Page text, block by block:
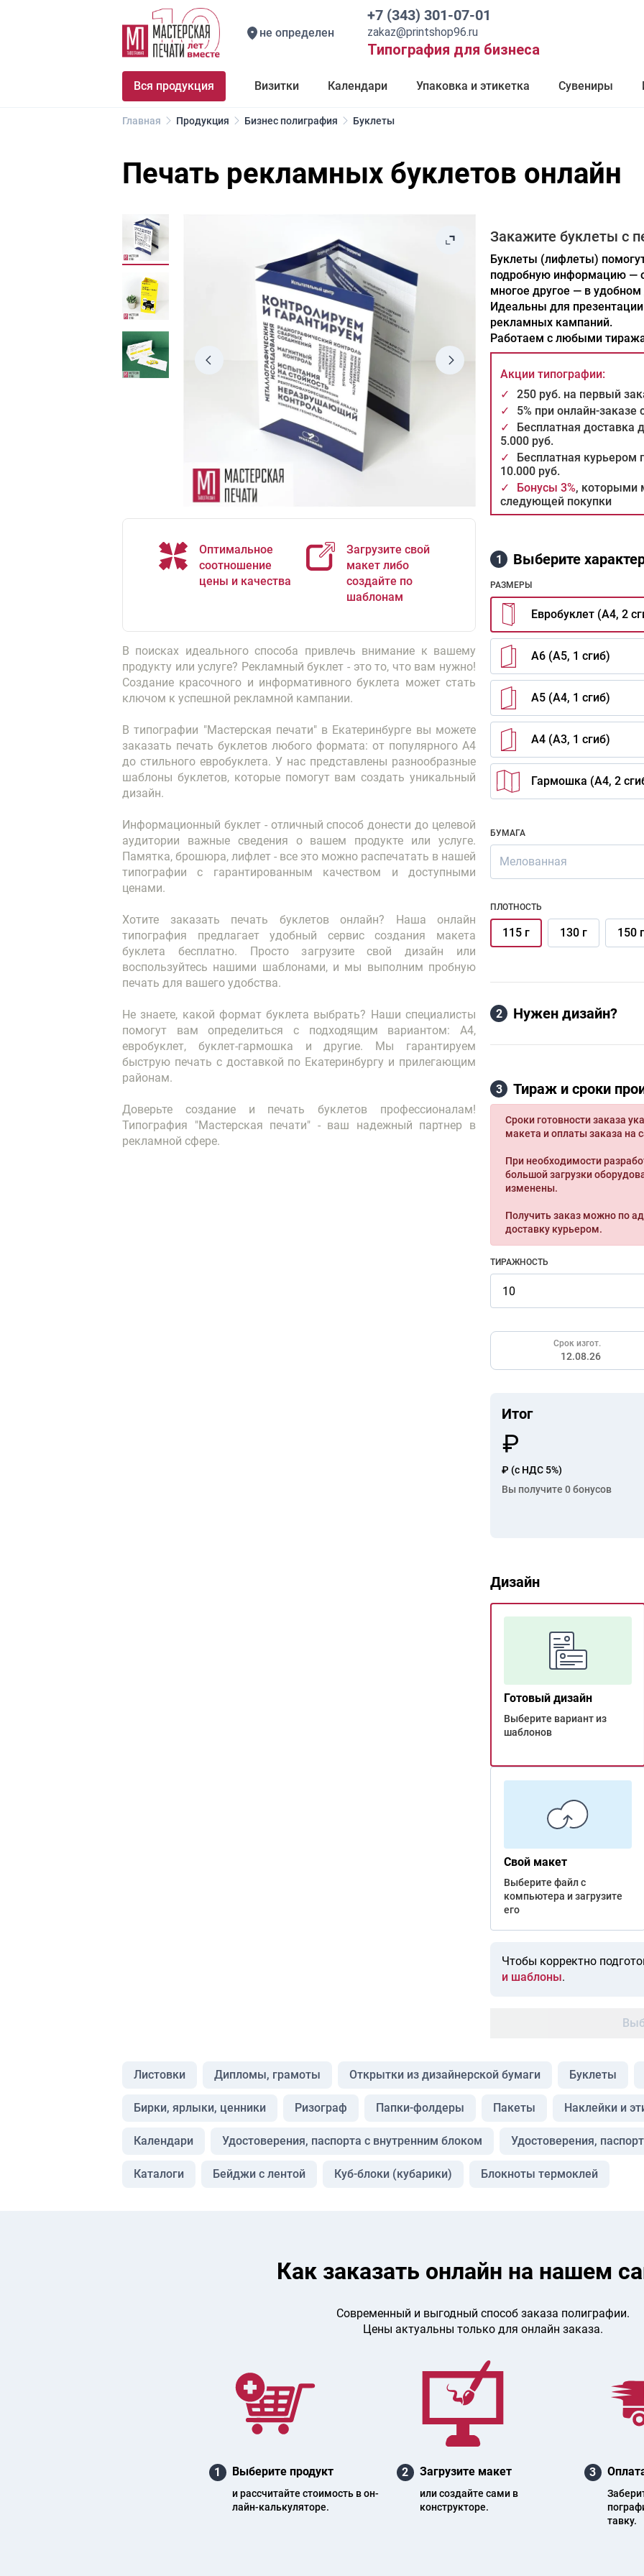
не определен
+7 (343) 301-07-01
zakaz@printshop96.ru
Типография для бизнеса
Вся продукция Визитки Календари Упаковка и этикетка Сувениры
Главная Продукция Бизнес полиграфия Буклеты
Печать рекламных буклетов онлайн
Оптимальное
соотношение
цены и качества
Загрузите свой
макет либо
создайте по
шаблонам
В поисках идеального способа привлечь внимание к вашему
продукту или услуге? Рекламный буклет - это то, что вам нужно!
Создание красочного и информативного буклета может стать
ключом к успешной рекламной кампании.
В типографии "Мастерская печати" в Екатеринбурге вы можете
заказать печать буклетов любого формата: от популярного А4
до стильного евробуклета. У нас представлены разнообразные
шаблоны буклетов, которые помогут вам создать уникальный
дизайн.
Информационный буклет - отличный способ донести до целевой
аудитории важные сведения о вашем продукте или услуге.
Памятка, брошюра, лифлет - все это можно распечатать в нашей
типографии с гарантированным качеством и доступными
ценами.
Хотите заказать печать буклетов онлайн? Наша онлайн
типография предлагает удобный сервис создания макета
буклета бесплатно. Просто загрузите свой дизайн или
воспользуйтесь нашими шаблонами, и мы выполним пробную
печать для вашего удобства.
Не знаете, какой формат буклета выбрать? Наши специалисты
помогут вам определиться с подходящим вариантом: А4,
евробуклет, буклет-гармошка и другие. Мы гарантируем
быструю печать с доставкой по Екатеринбургу и прилегающим
районам.
Доверьте создание и печать буклетов профессионалам!
Типография "Мастерская печати" - ваш надежный партнер в
рекламной сфере.
Закажите буклеты с
Буклеты (лифлеты)
подробную информацию —
многое другое — в
Идеальны для презентации
рекламных кампаний.
Работаем с любыми
Акции типографии:
✓
250 руб. на первый
✓
5% при онлайн-заказе
✓
Бесплатная доставка
5.000 руб.
✓
Бесплатная курьером
10.000 руб.
✓
Бонусы 3%, которыми
следующей покупки
1 Выберите
РАЗМЕРЫ
Евробуклет (А4, 2
А6 (А5, 1 сгиб)
А5 (А4, 1 сгиб)
А4 (А3, 1 сгиб)
Гармошка (А4, 2
БУМАГА
Мелованная
ПЛОТНОСТЬ
115 г 130 г 150 г
2 Нужен дизайн?
3 Тираж и сроки
Сроки готовности заказа
макета и оплаты заказа на
При необходимости
большой загрузки
изменены.
Получить заказ можно по
доставку курьером.
ТИРАЖНОСТЬ
Срок изгот.
12.08.26
Итог
₽ (с НДС 5%)
Вы получите 0бонусов
Дизайн
Готовый дизайн
Выберите вариант из
шаблонов
Свой макет
Выберите файл с
компьютера и загрузите
его
Чтобы корректно
и шаблоны.
Листовки Дипломы, грамоты Открытки из дизайнерской бумаги Буклеты
Бирки, ярлыки, ценники Ризограф Папки-фолдеры Пакеты Наклейки и
Календари Удостоверения, паспорта с внутренним блоком Удостоверения,
Каталоги Бейджи с лентой Куб-блоки (кубарики) Блокноты термоклей
Как заказать онлайн на нашем
Современный и выгодный способ заказа полиграфии.
Цены актуальны только для онлайн заказа.
1 Выберите продукт
и рас­счи­тай­те стои­мость в он­
лайн-каль­ку­ля­то­ре.
2 Загрузите макет
или создайте сами в
конструкторе.
3
тав­ку.